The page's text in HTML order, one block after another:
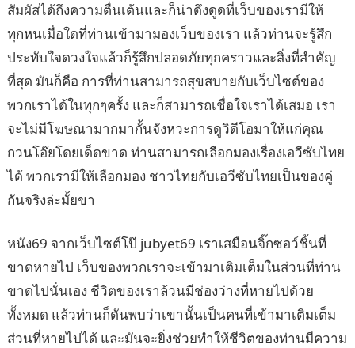
สัมผัสได้ถึงความตื่นเต้นและก็น่าดึงดูดที่เว็บของเรามีให้
ทุกหนเมื่อใดที่ท่านเข้ามามองเว็บของเรา แล้วท่านจะรู้สึก
ประทับใจดวงใจแล้วก็รู้สึกปลอดภัยทุกคราวและสิ่งที่สำคัญ
ที่สุด มันก็คือ การที่ท่านสามารถสุขสบายกับเว็บไซต์ของ
พวกเราได้ในทุกๆครั้ง และก็สามารถเชื่อใจเราได้เสมอ เรา
จะไม่มีโฆษณามากมากั้นจังหวะการดูวิดีโอมาให้แก่คุณ
กวนโอ๊ยโดยเด็ดขาด ท่านสามารถเลือกมองเรื่องเอวีซับไทย
ได้ พวกเรามีให้เลือกมอง ชาวไทยกับเอวีซับไทยเป็นของคู่
กันจริงล่ะมั้ยขา
หนัง69 จากเว็บไซต์โป๊ jubyet69 เราเสมือนจิ๊กซอว์ชิ้นที่
ขาดหายไป เว็บของพวกเราจะเข้ามาเติมเต็มในส่วนที่ท่าน
ขาดไปนั่นเอง ชีวิตของเราล้วนมีช่องว่างที่หายไปด้วย
ทั้งหมด แล้วท่านก็ดันพบว่าเขานั้นเป็นคนที่เข้ามาเติมเต็ม
ส่วนที่หายไปได้ และมันจะยิ่งช่วยทำให้ชีวิตของท่านมีความ